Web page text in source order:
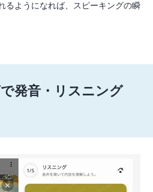
るようになれば、スピーキングの瞬
発音・リスニング